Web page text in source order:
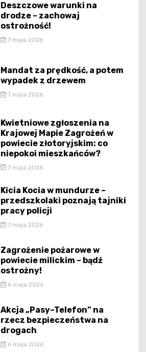
Deszczowe warunki na
drodze – zachowaj
ostrożność!
7 maja 2026
Mandat za prędkość, a potem
wypadek z drzewem
7 maja 2026
Kwietniowe zgłoszenia na
Krajowej Mapie Zagrożeń w
powiecie złotoryjskim: co
niepokoi mieszkańców?
7 maja 2026
Kicia Kocia w mundurze –
przedszkolaki poznają tajniki
pracy policji
7 maja 2026
Zagrożenie pożarowe w
powiecie milickim – bądź
ostrożny!
6 maja 2026
Akcja „Pasy–Telefon” na
rzecz bezpieczeństwa na
drogach
6 maja 2026